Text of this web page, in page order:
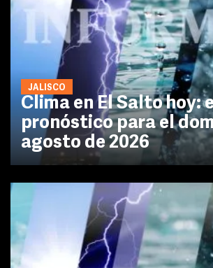
JALISCO
Clima en El Salto hoy:
pronóstico para el
agosto de 2026